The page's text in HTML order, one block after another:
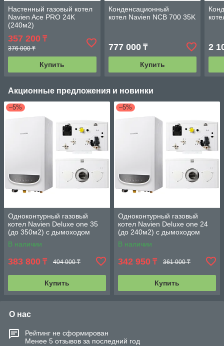
Настенный газовый котел
Navien Ace PRO 24K
(240м2)
357 200 ₸
376 000 ₸
Купить
Конденсационный
котел Navien NCB 700 35K
777 000₸
Купить
2
Акционные предложения и новинки
–5%
Одноконтурный газовый
котел Navien Deluxe one 35
(до 350м2) с дымоходом
В наличии
383 800 ₸ 404 000 ₸
Купить
–5%
Одноконтурный газовый
котел Navien Deluxe one 24
(до 240м2) с дымоходом
В наличии
342 950 ₸ 361 000 ₸
Купить
О нас
Рейтинг не сформирован
Менее 5 отзывов за последний год